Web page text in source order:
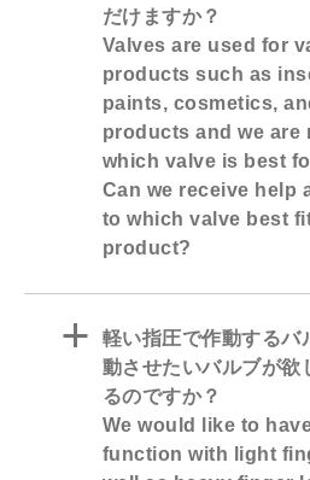
だけますか？
Valves are used for
products such as
paints, cosmetics,
products and we are
which valve is best
Can we receive help
to which valve best
product?
a
軽い指圧で作動するバ
動させたいバルブが欲
るのですか？
We would like to
function with light